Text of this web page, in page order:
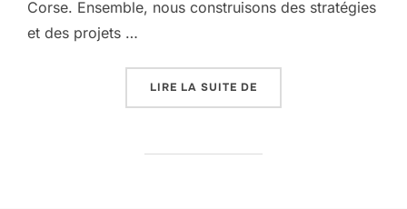
Corse. Ensemble, nous construisons des stratégies
et des projets …
LIRE LA SUITE DE